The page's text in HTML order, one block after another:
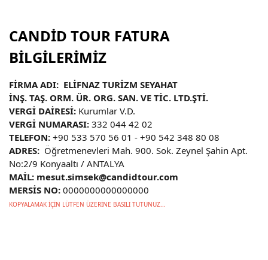
CANDİD TOUR FATURA
BİLGİLERİMİZ
FİRMA ADI: ELİFNAZ TURİZM SEYAHAT
İNŞ. TAŞ. ORM. ÜR. ORG. SAN. VE TİC. LTD.ŞTİ.
VERGİ DAİRESİ: Kurumlar V.D.
VERGİ NUMARASI: 332 044 42 02
TELEFON: +90 533 570 56 01 - +90 542 348 80 08
ADRES: Öğretmenevleri Mah. 900. Sok. Zeynel Şahin Apt.
No:2/9 Konyaaltı / ANTALYA
MAİL: mesut.simsek@candidtour.com
MERSİS NO: 0000000000000000
KOPYALAMAK İÇİN LÜTFEN ÜZERİNE BASILI TUTUNUZ...